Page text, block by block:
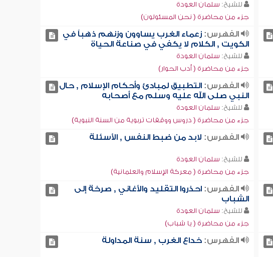
للشيخ: سلمان العودة
جزء من محاضرة ( نحن المسئولون)
الفهرس: زعماء الغرب يساوون وزنهم ذهباً في
الكويت , الكلام لا يكفي في صناعة الحياة
للشيخ: سلمان العودة
جزء من محاضرة ( أدب الحوار)
الفهرس: التطبيق لمبادئ وأحكام الإسلام , حال
النبي صلى الله عليه وسلم مع أصحابه
للشيخ: سلمان العودة
جزء من محاضرة ( دروس ووقفات تربوية من السنة النبوية)
الفهرس: لابد من ضبط النفس , الأسئلة
للشيخ: سلمان العودة
جزء من محاضرة ( معركة الإسلام والعلمانية)
الفهرس: احذروا التقليد والأغاني , صرخة إلى
الشباب
للشيخ: سلمان العودة
جزء من محاضرة ( يا شباب)
الفهرس: خداع الغرب , سنة المداولة